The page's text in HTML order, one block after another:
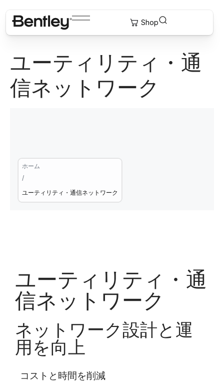
ユーティリティ・通
信ネットワーク
ホーム
/
ユーティリティ・通信ネットワーク
ユーティリティ・通
信ネットワーク
ネットワーク設計と運
用を向上
コストと時間を削減